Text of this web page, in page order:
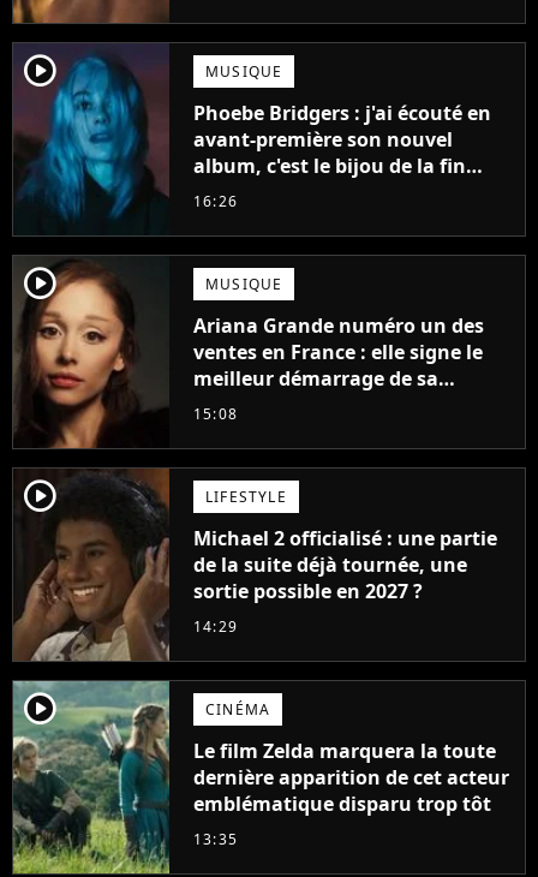
player2 MUSIQUE
Phoebe Bridgers : j'ai écouté en
avant-première son nouvel
album, c'est le bijou de la fin
d'été
16:26
player2 MUSIQUE
Ariana Grande numéro un des
ventes en France : elle signe le
meilleur démarrage de sa
carrière avec son album Petal
15:08
player2 LIFESTYLE
Michael 2 officialisé : une partie
de la suite déjà tournée, une
sortie possible en 2027 ?
14:29
player2 CINÉMA
Le film Zelda marquera la toute
dernière apparition de cet acteur
emblématique disparu trop tôt
13:35